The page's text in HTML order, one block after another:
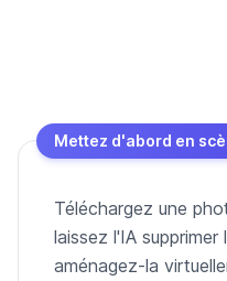
Mettez d'abord en
Téléchargez une
laissez l'IA
aménagez-la